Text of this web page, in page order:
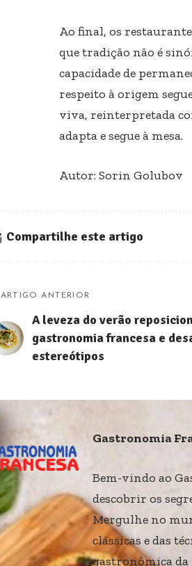
Ao final, os
que tradição não é
capacidade de
respeito à origem
viva, reinterpretada
adapta e segue à mesa.
Autor: Sorin Golubov
Compartilhe este artigo
ARTIGO ANTERIOR
A leveza do verão
gastronomia francesa e
estereótipos
Gastronomia
Bem-vindo ao
descobrir os
Mergulhe no
clássicas e das
gastronômica da